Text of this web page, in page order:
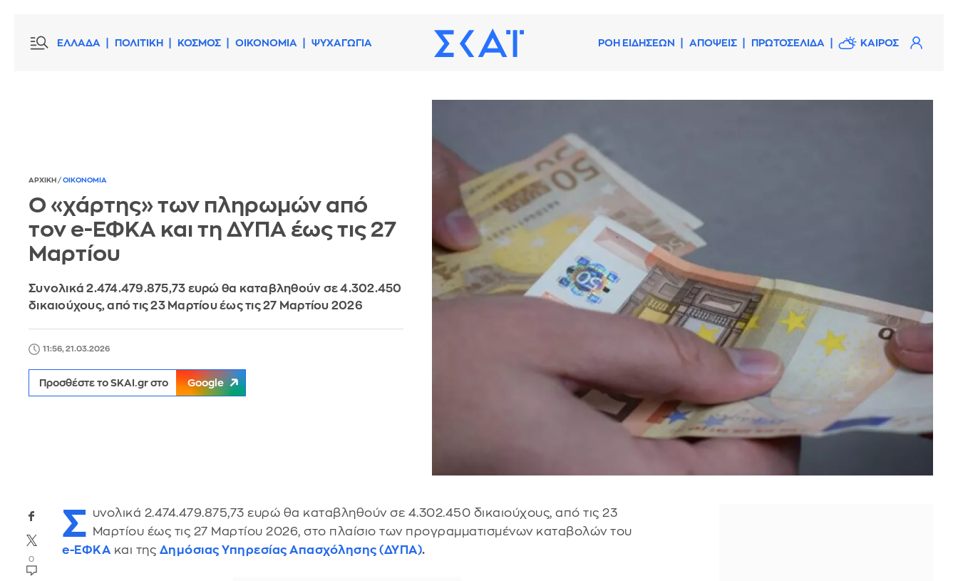
ΕΛΛΑΔΑ ΠΟΛΙΤΙΚΗ ΚΟΣΜΟΣ ΟΙΚΟΝΟΜΙΑ ΨΥΧΑΓΩΓΙΑ ΡΟΗ ΕΙΔΗΣΕΩΝ ΑΠΟΨΕΙΣ ΠΡΩΤΟΣΕΛΙΔΑ ΚΑΙΡΟΣ
ΑΡΧΙΚΗ / ΟΙΚΟΝΟΜΙΑ
Ο «χάρτης» των πληρωμών από
τον e-ΕΦΚΑ και τη ΔΥΠΑ έως τις 27
Μαρτίου
Συνολικά 2.474.479.875,73 ευρώ θα καταβληθούν σε 4.302.450
δικαιούχους, από τις 23 Μαρτίου έως τις 27 Μαρτίου 2026
11:56, 21.03.2026
Προσθέστε το SKAI.gr στο Google
0
Σ υνολικά 2.474.479.875,73 ευρώ θα καταβληθούν σε 4.302.450 δικαιούχους, από τις 23
Μαρτίου έως τις 27 Μαρτίου 2026, στο πλαίσιο των προγραμματισμένων καταβολών του
e-ΕΦΚΑ και της Δημόσιας Υπηρεσίας Απασχόλησης (ΔΥΠΑ).